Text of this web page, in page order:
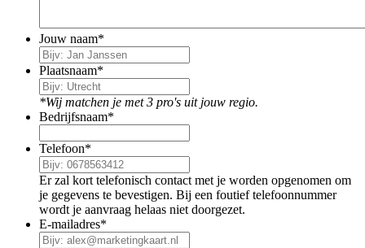
Jouw naam*
Plaatsnaam*
*Wij matchen je met 3 pro's uit jouw regio.
Bedrijfsnaam*
Telefoon*
Er zal kort telefonisch contact met je worden opgenomen om
je gegevens te bevestigen. Bij een foutief telefoonnummer
wordt je aanvraag helaas niet doorgezet.
E-mailadres*